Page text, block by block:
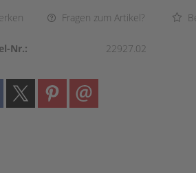
Fragen zum Artikel?
Nr.: 22927.02